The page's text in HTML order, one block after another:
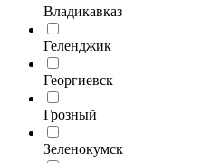
Владикавказ
Геленджик
Георгиевск
Грозный
Зеленокумск